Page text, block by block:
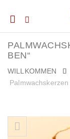
Mobile
BEN“
WILLKOMMEN
Skip to content